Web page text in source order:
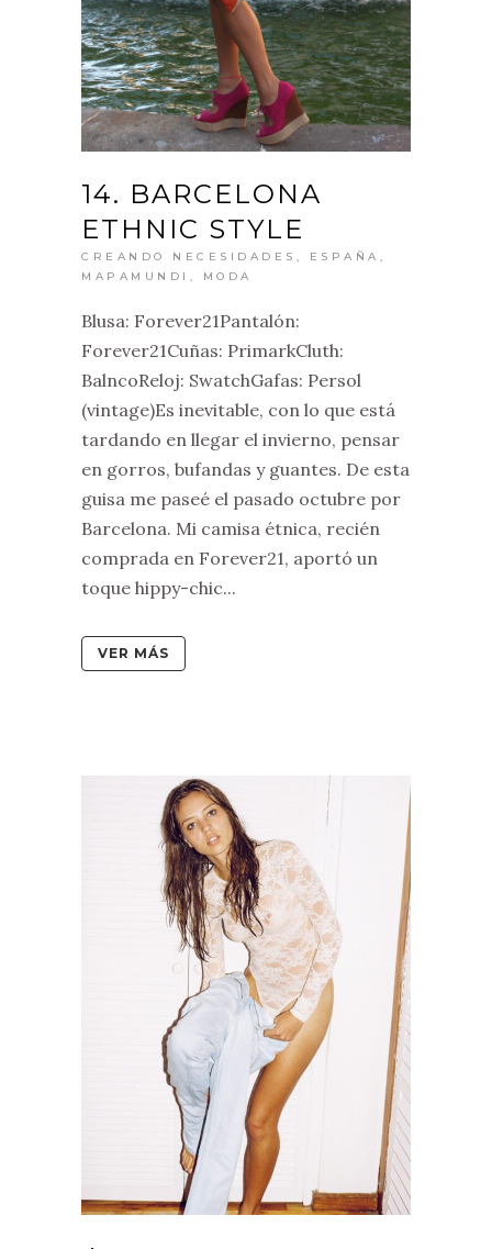
14. BARCELONA
ETHNIC STYLE
CREANDO NECESIDADES , ESPAÑA ,
MAPAMUNDI , MODA
Blusa: Forever21Pantalón:
Forever21Cuñas: PrimarkCluth:
BalncoReloj: SwatchGafas: Persol
(vintage)Es inevitable, con lo que está
tardando en llegar el invierno, pensar
en gorros, bufandas y guantes. De esta
guisa me paseé el pasado octubre por
Barcelona. Mi camisa étnica, recién
comprada en Forever21, aportó un
toque hippy-chic...
VER MÁS